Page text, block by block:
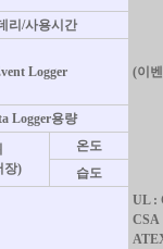
리/사용시간
Logger (이
Logger용량
장)
온도
습도
UL :
CSA